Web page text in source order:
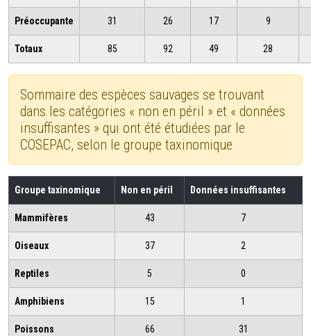
Préoccupante 31 26 17 9
Totaux 85 92 49 28
Sommaire des espèces sauvages se trouvant
dans les catégories « non en péril » et « données
insuffisantes » qui ont été étudiées par le
COSEPAC, selon le groupe taxinomique
Groupe taxinomique Non en péril Données insuffisantes
Mammifères 43 7
Oiseaux 37 2
Reptiles 5 0
Amphibiens 15 1
Poissons 66 31